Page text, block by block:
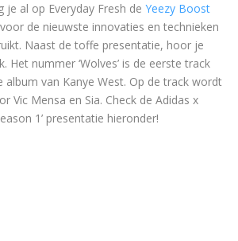
je al op Everyday Fresh de Yeezy Boost
de nieuwste innovaties en technieken
Naast de toffe presentatie, hoor je
Het nummer ‘Wolves’ is de eerste track
album van Kanye West. Op de track wordt
Vic Mensa en Sia. Check de Adidas x
1’ presentatie hieronder!